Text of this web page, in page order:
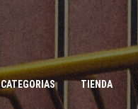
CATEGORIAS TIENDA